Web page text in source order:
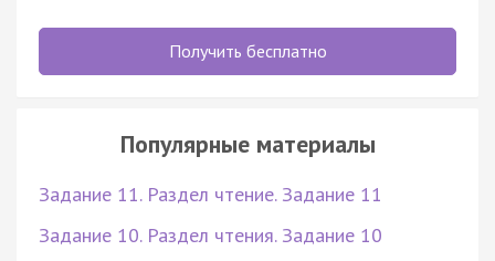
Получить бесплатно
Популярные материалы
Задание 11. Раздел чтение. Задание 11
Задание 10. Раздел чтения. Задание 10